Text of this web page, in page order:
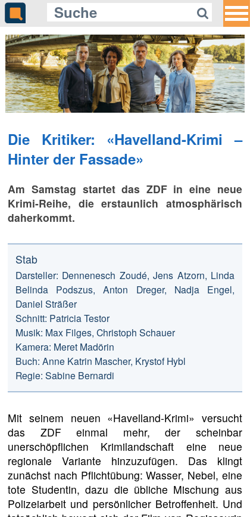
Die Kritiker: «Havelland-Krimi –
Hinter der Fassade»
Am Samstag startet das ZDF in eine neue
Krimi-Reihe, die erstaunlich atmosphärisch
daherkommt.
Stab
Darsteller: Dennenesch Zoudé, Jens Atzorn, Linda
Belinda Podszus, Anton Dreger, Nadja Engel,
Daniel Sträßer
Schnitt: Patricia Testor
Musik: Max Filges, Christoph Schauer
Kamera: Meret Madörin
Buch: Anne Katrin Mascher, Krystof Hybl
Regie: Sabine Bernardi
Mit seinem neuen «Havelland-Krimi» versucht
das ZDF einmal mehr, der scheinbar
unerschöpflichen Krimilandschaft eine neue
regionale Variante hinzuzufügen. Das klingt
zunächst nach Pflichtübung: Wasser, Nebel, eine
tote Studentin, dazu die übliche Mischung aus
Polizeiarbeit und persönlicher Betroffenheit. Und